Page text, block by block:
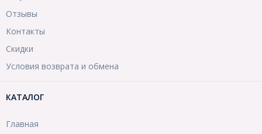
Отзывы
Контакты
Скидки
Условия возврата и обмена
КАТАЛОГ
Главная